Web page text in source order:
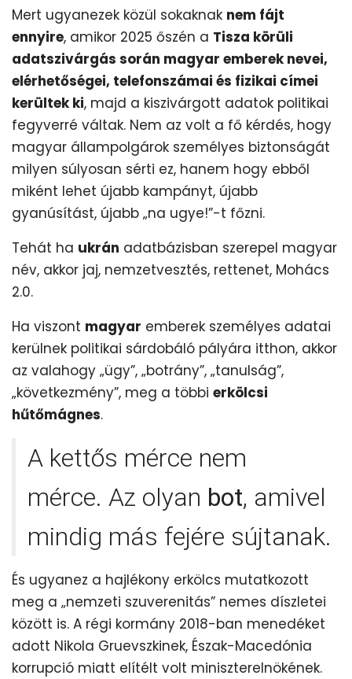
Mert ugyanezek közül sokaknak nem fájt
ennyire, amikor 2025 őszén a Tisza körüli
adatszivárgás során magyar emberek nevei,
elérhetőségei, telefonszámai és fizikai címei
kerültek ki, majd a kiszivárgott adatok politikai
fegyverré váltak. Nem az volt a fő kérdés, hogy
magyar állampolgárok személyes biztonságát
milyen súlyosan sérti ez, hanem hogy ebből
miként lehet újabb kampányt, újabb
gyanúsítást, újabb „na ugye!”-t főzni.
Tehát ha ukrán adatbázisban szerepel magyar
név, akkor jaj, nemzetvesztés, rettenet, Mohács
2.0.
Ha viszont magyar emberek személyes adatai
kerülnek politikai sárdobáló pályára itthon, akkor
az valahogy „ügy”, „botrány”, „tanulság”,
„következmény”, meg a többi erkölcsi
hűtőmágnes.
A kettős mérce nem
mérce. Az olyan bot, amivel
mindig más fejére sújtanak.
És ugyanez a hajlékony erkölcs mutatkozott
meg a „nemzeti szuverenitás” nemes díszletei
között is. A régi kormány 2018-ban menedéket
adott Nikola Gruevszkinek, Észak-Macedónia
korrupció miatt elítélt volt miniszterelnökének.